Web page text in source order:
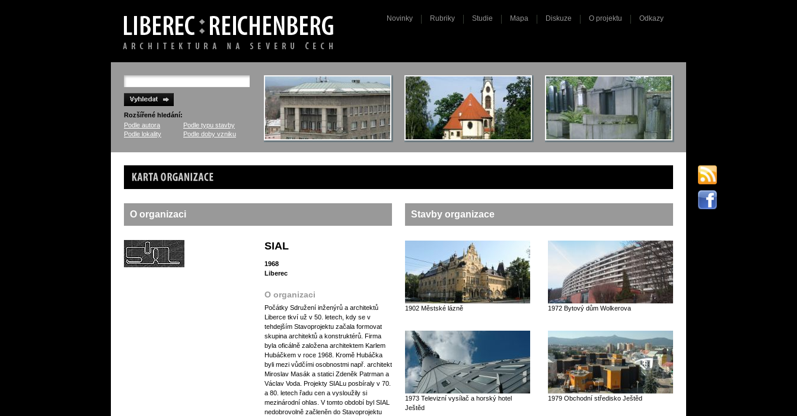
Novinky Rubriky Studie Mapa Diskuze O projektu Odkazy
Rozšířené hledání:
Podle autora
Podle typu stavby
Podle lokality
Podle doby vzniku
Karta organizace
O organizaci
SIAL
1968
Liberec
O organizaci
Počátky Sdružení inženýrů a architektů
Liberce tkví už v 50. letech, kdy se v
tehdejším Stavoprojektu začala formovat
skupina architektů a konstruktérů. Firma
byla oficálně založena architektem Karlem
Hubáčkem v roce 1968. Kromě Hubáčka
byli mezi vůdčími osobnostmi např. architekt
Miroslav Masák a statici Zdeněk Patrman a
Václav Voda. Projekty SIALu posbíraly v 70.
a 80. letech řadu cen a vysloužily si
mezinárodní ohlas. V tomto období byl SIAL
nedobrovolně začleněn do Stavoprojektu
Stavby organizace
1902 Městské lázně 1972 Bytový dům Wolkerova
1973 Televizní vysílač a horský hotel
Ještěd
1979 Obchodní středisko Ještěd